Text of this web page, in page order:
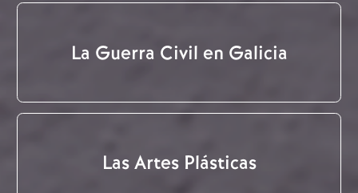
La Guerra Civil en Galicia
Las Artes Plásticas